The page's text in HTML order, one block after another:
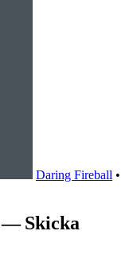
Daring Fireball •
— Skicka